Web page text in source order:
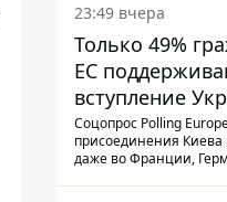
23:49 вчера
Только 49%
ЕС
вступление
результаты
Соцопрос Polling
присоединения Киева
даже во Франции,